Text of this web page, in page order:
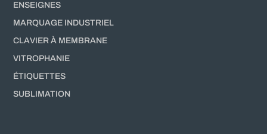
ENSEIGNES
MARQUAGE INDUSTRIEL
CLAVIER À MEMBRANE
VITROPHANIE
ÉTIQUETTES
SUBLIMATION